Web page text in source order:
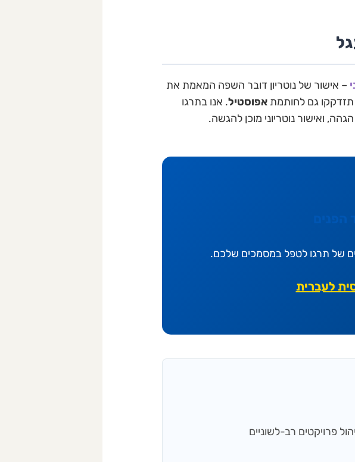
– אישור של נוטריון דובר השפה המאמת את
תזדקקו גם לחותמת אפוסטיל. אנו בתרגו
של תרגו לטפל במסמכים שלכם.
לעברית